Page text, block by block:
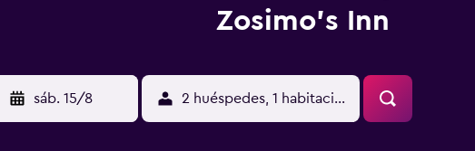
Zosimo's Inn
sáb. 15/8 2 huéspedes, 1 habitación